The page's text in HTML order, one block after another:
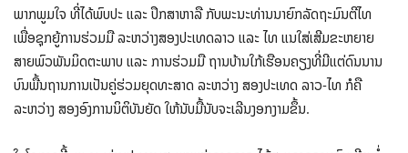
ພາກພູມໃຈ ທີ່ໄດ້ພົບປະ ແລະ ປຶກສາຫາລື ກັບພະນະທ່ານນາຍົກລັດຖະມົນຕີໄທ
ເພື່ອຊຸກຍູ້ການຮ່ວມມື ລະຫວ່າງສອງປະເທດລາວ ແລະ ໄທ ແນໃສ່ເສີມຂະຫຍາຍ
ສາຍພົວພັນມິດຕະພາບ ແລະ ການຮ່ວມມື ຖານບ້ານໃກ້ເຮືອນຄຽງທີ່ມີແຕ່ດົນນານ
ບົນພື້ນຖານການເປັນຄູ່ຮ່ວມຍຸດທະສາດ ລະຫວ່າງ ສອງປະເທດ ລາວ-ໄທ ກໍຄື
ລະຫວ່າງ ສອງອົງການນິຕິບັນຍັດ ໃຫ້ນັບມື້ນັບຈະເລີນງອກງາມຂຶ້ນ.